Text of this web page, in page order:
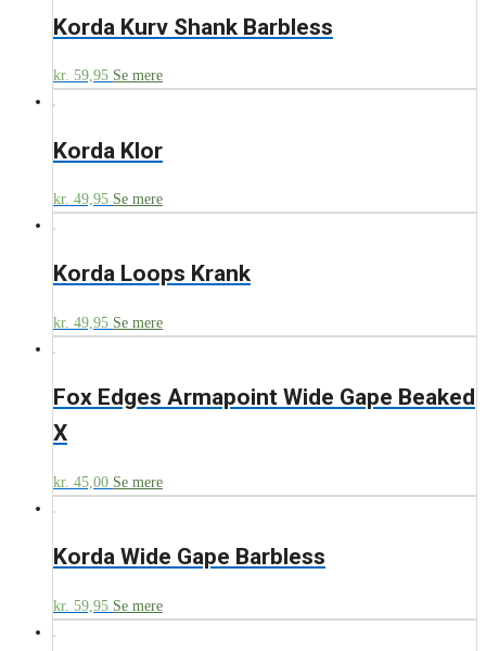
Korda Kurv Shank Barbless
kr. 59,95 Se mere
Korda Klor
kr. 49,95 Se mere
Korda Loops Krank
kr. 49,95 Se mere
Fox Edges Armapoint Wide Gape Beaked
X
kr. 45,00 Se mere
Korda Wide Gape Barbless
kr. 59,95 Se mere